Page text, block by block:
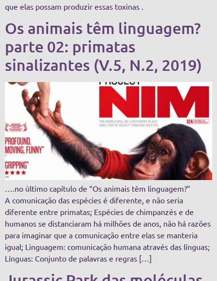
que elas possam produzir essas toxinas .
Os animais têm linguagem?
parte 02: primatas
sinalizantes (V.5, N.2, 2019)
….no último capítulo de “Os animais têm linguagem?”
A comunicação das espécies é diferente, e não seria
diferente entre primatas; Espécies de chimpanzés e de
humanos se distanciaram há milhões de anos, não há razões
para imaginar que a comunicação entre elas se manteria
igual; Linguagem: comunicação humana através das línguas;
Línguas: Conjunto de palavras e regras […]